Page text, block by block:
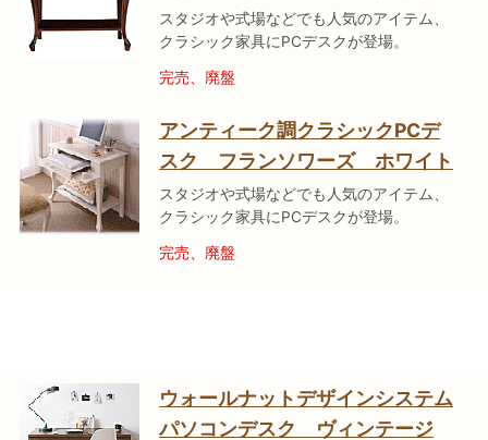
スタジオや式場などでも人気のアイテム、
クラシック家具にPCデスクが登場。
完売、廃盤
アンティーク調クラシックPCデ
スク フランソワーズ ホワイト
スタジオや式場などでも人気のアイテム、
クラシック家具にPCデスクが登場。
完売、廃盤
ウォールナットデザインシステム
パソコンデスク ヴィンテージ